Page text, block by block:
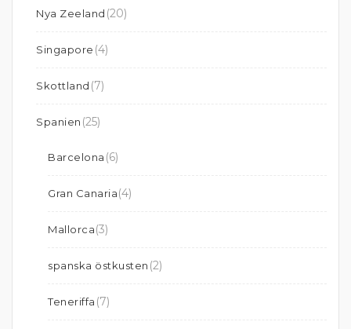
Nya Zeeland (20)
Singapore (4)
Skottland (7)
Spanien (25)
Barcelona (6)
Gran Canaria(4)
Mallorca(3)
spanska östkusten (2)
Teneriffa (7)